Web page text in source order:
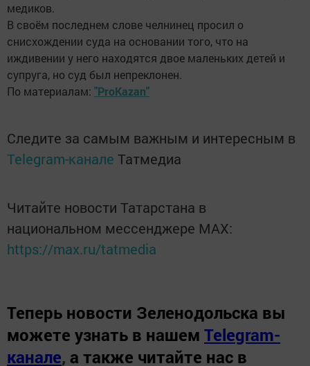
медиков.
В своём последнем слове челнинец просил о
снисхождении суда на основании того, что на
иждивении у него находятся двое маленьких детей и
супруга, но суд был непреклонен.
По материалам: "ProKazan"
Следите за самым важным и интересным в
Telegram-канале Татмедиа
Читайте новости Татарстана в
национальном мессенджере MАХ:
https://max.ru/tatmedia
Теперь новости Зеленодольска вы
можете узнать в нашем Telegram-
канале, а также читайте нас в